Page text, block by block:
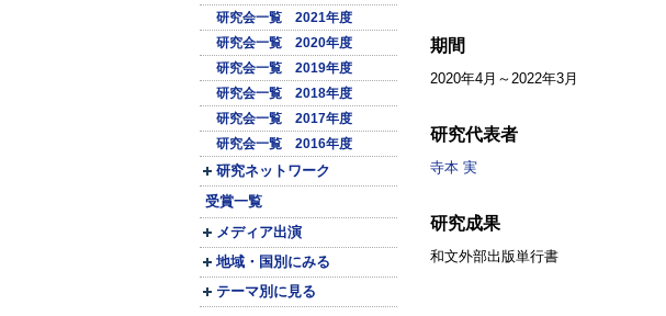
研究会一覧 2021年度
研究会一覧 2020年度
研究会一覧 2019年度
研究会一覧 2018年度
研究会一覧 2017年度
研究会一覧 2016年度
研究ネットワーク
受賞一覧
メディア出演
地域・国別にみる
テーマ別に見る
期間
2020年4月～2022年3月
研究代表者
寺本 実
研究成果
和文外部出版単行書